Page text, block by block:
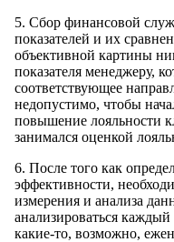
5. Сбор финансовой
показателей и их
объективной картины
показателя менеджеру,
соответствующее
недопустимо, чтобы
повышение лояльности
занимался оценкой
6. После того как
эффективности,
измерения и анализа
анализироваться каждый
какие-то, возможно,